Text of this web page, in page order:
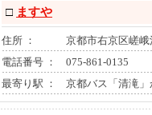
□ ますや
住所 ：
京都市右京区嵯峨
電話番号 ：
075-861-0135
最寄り駅 ：
京都バス「清滝